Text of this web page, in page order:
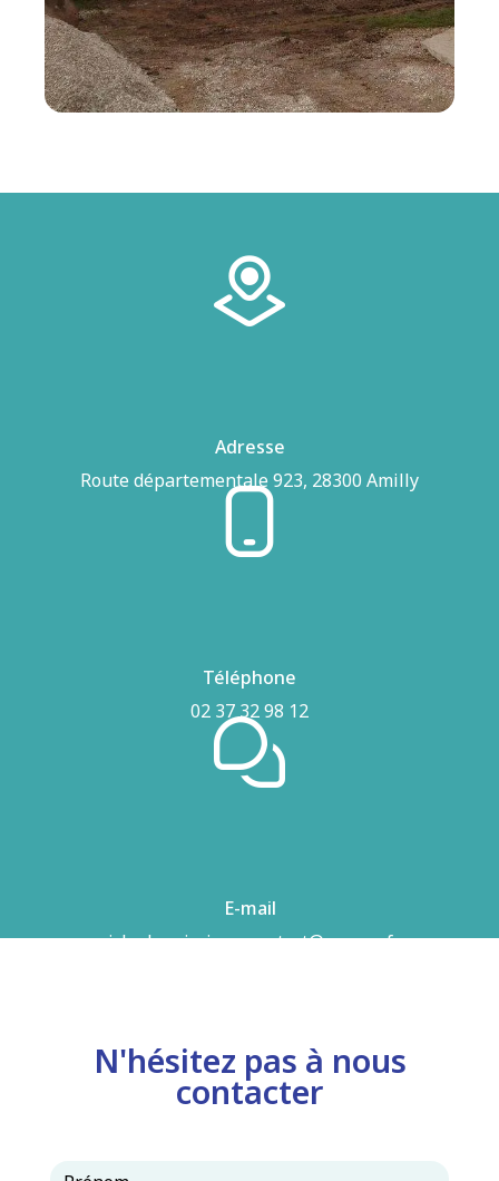
Adresse
Route départementale 923, 28300 Amilly
Téléphone
02 37 32 98 12
E-mail
airhydro.piscines-contact@orange.fr
N'hésitez pas à nous
contacter